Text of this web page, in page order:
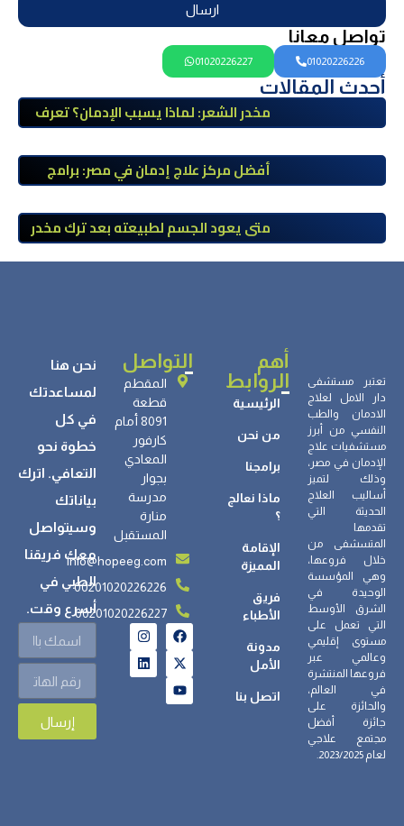
ارسال
تواصل معانا
01020226226
01020226227
أحدث المقالات
مخدر الشعر: لماذا يسبب الإدمان؟ تعرف
أفضل مركز علاج إدمان في مصر: برامج
طبي
متى يعود الجسم لطبيعته بعد ترك مخدر
الآيس؟ مراحل التعافي والعوامل المؤثرة
تعتبر مستشفى
دار الامل لعلاج
الادمان والطب
النفسي من أبرز
مستشفيات علاج
الإدمان في مصر،
وذلك لتميز
أساليب العلاج
الحديثة التي
تقدمها
المتسشفى من
خلال فروعها،
وهي المؤسسة
الوحيدة في
الشرق الأوسط
التي تعمل على
مستوى إقليمي
وعالمي عبر
فروعها المنتشرة
في العالم،
والحائزة على
جائزة أفضل
مجتمع علاجي
لعام 2023/2025.
أهم
الروابط
الرئيسية
من نحن
برامجنا
ماذا نعالج
؟
الإقامة
المميزة
فريق
الأطباء
مدونة
الأمل
اتصل بنا
التواصل
المقطم
قطعة
8091 أمام
كارفور
المعادي
بجوار
مدرسة
منارة
المستقبل
info@hopeeg.com
00201020226226
00201020226227
نحن هنا
لمساعدتك
في كل
خطوة نحو
التعافي. اترك
بياناتك
وسيتواصل
معك فريقنا
الطبي في
أسرع وقت.
إرسال